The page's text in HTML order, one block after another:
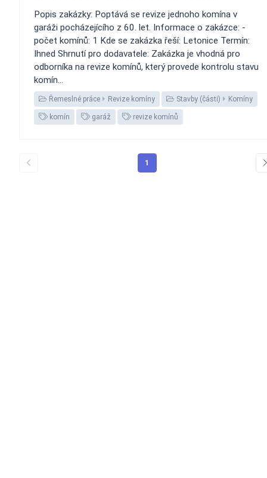
Popis zakázky: Poptává se revize jednoho komína v
garáži pocházejícího z 60. let. Informace o zakázce: -
počet komínů: 1 Kde se zakázka řeší: Letonice Termín:
Ihned Shrnutí pro dodavatele: Zakázka je vhodná pro
odborníka na revize komínů, který provede kontrolu stavu
komín...
Řemeslné práce Revize komíny Stavby (části) Komíny
komín garáž revize komínů
1